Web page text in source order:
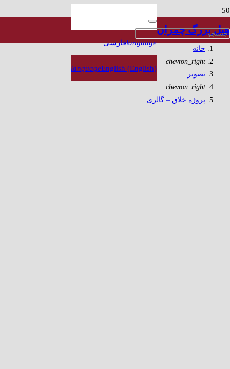
هتل بزرگ چمران
languageفارسی
languageEnglish (English)
پروژه خلاق – گالری
خانه
chevron_right
تصویر
chevron_right
پروژه خلاق – گالری